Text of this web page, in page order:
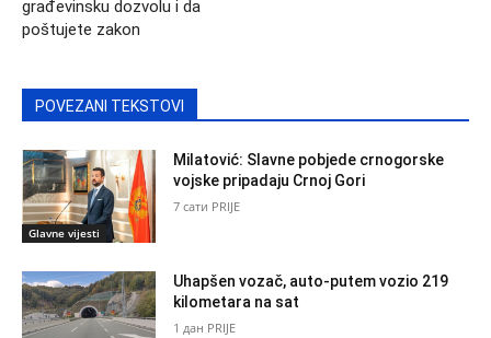
građevinsku dozvolu i da
poštujete zakon
POVEZANI TEKSTOVI
Glavne vijesti
Milatović: Slavne pobjede crnogorske
vojske pripadaju Crnoj Gori
7 сати PRIJE
Uhapšen vozač, auto-putem vozio 219
kilometara na sat
1 дан PRIJE